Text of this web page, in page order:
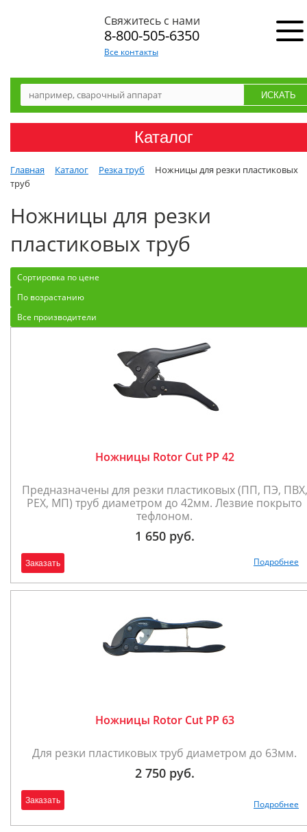
Свяжитесь с нами
8-800-505-6350
Все контакты
Каталог
Главная Каталог Резка труб
Ножницы для резки пластиковых
труб
Ножницы для резки
пластиковых труб
Сортировка по цене
По возрастанию
Все производители
Ножницы Rotor Cut PP 42
Предназначены для резки пластиковых (ПП, ПЭ, ПВХ,
PEX, МП) труб диаметром до 42мм. Лезвие покрыто
тефлоном.
1 650 руб.
Заказать Подробнее
Ножницы Rotor Cut PP 63
Для резки пластиковых труб диаметром до 63мм.
2 750 руб.
Заказать Подробнее